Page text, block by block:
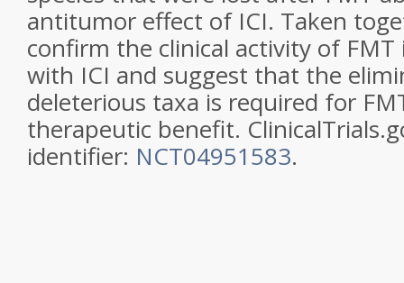
antitumor effect of ICI. Taken
confirm the clinical activity of
with ICI and suggest that the
deleterious taxa is required for
therapeutic benefit.
identifier: NCT04951583.